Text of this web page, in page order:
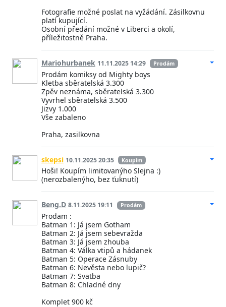
Fotografie možné poslat na vyžádání. Zásilkovnu
platí kupující.
Osobní předání možné v Liberci a okolí,
příležitostně Praha.
Mariohurbanek 11.11.2025 14:29 Prodám
Prodám komiksy od Mighty boys
Kletba sběratelská 3.300
Zpěv neznáma, sběratelská 3.300
Vyvrhel sběratelská 3.500
Jizvy 1.000
Vše zabaleno
Praha, zasilkovna
skepsi 10.11.2025 20:35 Koupím
Hoši! Koupím limitovanýho Slejna :)
(nerozbalenýho, bez ťuknutí)
Beng.D 8.11.2025 19:11 Prodám
Prodam :
Batman 1: Já jsem Gotham
Batman 2: Já jsem sebevražda
Batman 3: Já jsem zhouba
Batman 4: Válka vtipů a hádanek
Batman 5: Operace Zásnuby
Batman 6: Nevěsta nebo lupič?
Batman 7: Svatba
Batman 8: Chladné dny
Komplet 900 kč